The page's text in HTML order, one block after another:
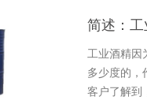
简述：
工业酒精因
多少度的，
客户了解到